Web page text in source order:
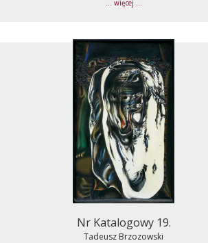
... więcej ...
Nr Katalogowy 19.
Tadeusz Brzozowski